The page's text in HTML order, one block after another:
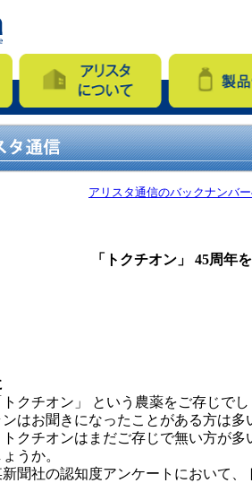
アリスタ通信のバックナンバ
「トクチオン」 45周年
クチオン」 という農薬をご存じでし
はお聞きになったことがある方は多
トクチオンはまだご存じで無い方が多
うか。
聞社の認知度アンケートにおいて、